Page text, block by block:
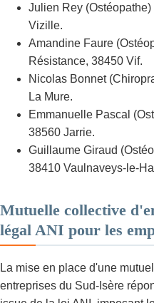
Julien Rey
Vizille.
Amandine Faure
Résistance, 38450 Vif.
Nicolas Bonnet
La Mure.
Emmanuelle Pascal
38560 Jarrie.
Guillaume Giraud
38410 Vaulnaveys-le-
Mutuelle collective
légal ANI pour les
La mise en place d'une
entreprises du Sud-Isère